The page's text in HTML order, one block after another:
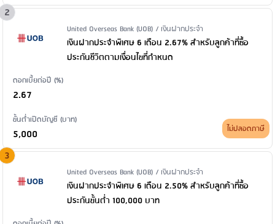
2
Issuer Name / Financial Product Type
United Overseas Bank (UOB) / เงินฝากประจำ
เงินฝากประจำพิเศษ 6 เดือน 2.67% สำหรับลูกค้าที่ซื้อ
ประกันชีวิตตามเงื่อนไขที่กำหนด
ดอกเบี้ยต่อปี (%)
2.67
ขั้นต่ำเปิดบัญชี (บาท)
5,000 ไม่ปลอดภาษี
3
Issuer Name / Financial Product Type
United Overseas Bank (UOB) / เงินฝากประจำ
เงินฝากประจำพิเศษ 6 เดือน 2.50% สำหรับลูกค้าที่ซื้อ
ประกันขั้นต่ำ 100,000 บาท